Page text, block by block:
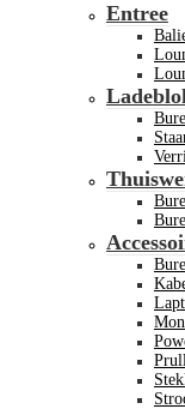
Entree